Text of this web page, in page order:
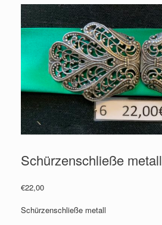
Schürzenschließe metall
€22,00
Schürzenschließe metall